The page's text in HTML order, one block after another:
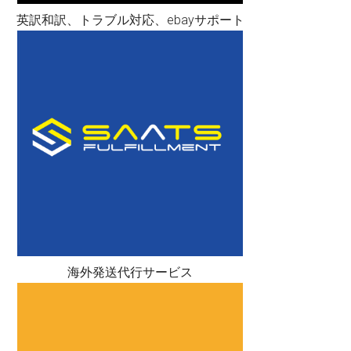
英訳和訳、トラブル対応、ebayサポート
海外発送代行サービス